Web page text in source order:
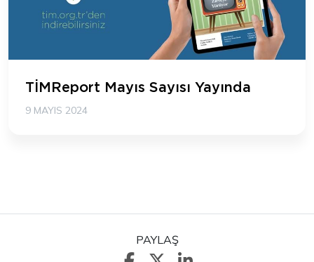
TİMReport Mayıs Sayısı Yayında
9 MAYIS 2024
PAYLAŞ